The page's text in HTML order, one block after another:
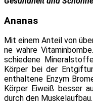
Ananas
Mit ei­nem Anteil von
ne wah­re
schie­de­ne
Körper bei der
ent­hal­te­ne Enzym
Körper Eiweiß bes­ser
durch den Muskelaufbau.